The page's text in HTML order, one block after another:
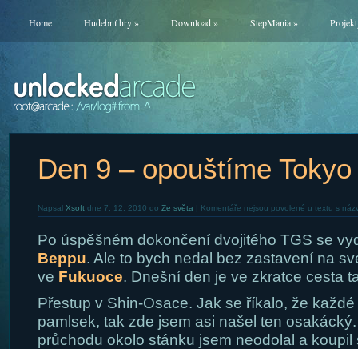
Home Hudební hry» Download» StepMania»
Den 9 – opouštíme Tokyo
Napsal Xsoftdne 7. 12. 2010 do Ze světa | Komentáře nejsou povolené u textu s
Po úspěšném dokončení dvojitého TGS se
Beppu. Ale to bych nedal bez zastavení na
ve Fukuoce. Dnešní den je ve zkratce cesta
Přestup v Shin-Osace. Jak se říkalo, že
pamlsek, tak zde jsem asi našel ten
průchodu okolo stánku jsem neodolal a koupil